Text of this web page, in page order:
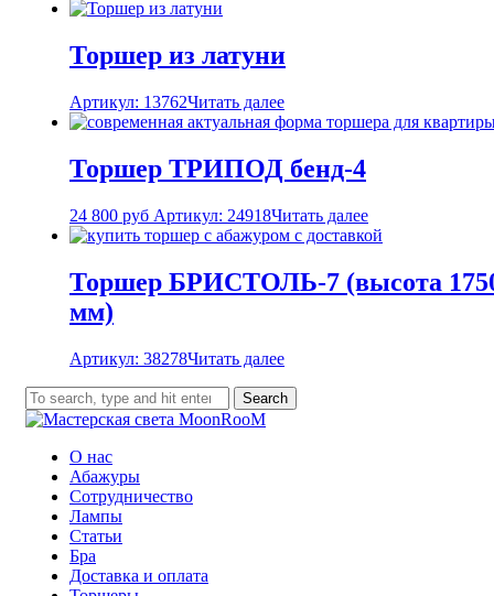
Торшер из латуни
Артикул: 13762Читать далее
Торшер ТРИПОД бенд-4
24 800 руб Артикул: 24918Читать далее
Торшер БРИСТОЛЬ-7 (высота
мм)
Артикул: 38278Читать далее
Search
О нас
Абажуры
Сотрудничество
Лампы
Статьи
Бра
Доставка и оплата